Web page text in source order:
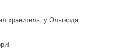
хранитель, у Ольгерда